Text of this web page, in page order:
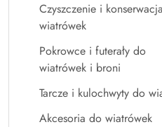
Czyszczenie i konserwacja
wiatrówek
Pokrowce i futerały do
wiatrówek i broni
Tarcze i kulochwyty do
Akcesoria do wiatrówek